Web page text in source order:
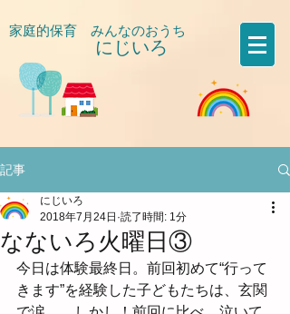
家庭的保育 みんなのおうち
にじいろ
記事
なないろ火曜日③
にじいろ
2018年7月24日 読了時間: 1分
今日は体験最終日。前回初めて“行って
きます”を経験した子どもたちは、玄関